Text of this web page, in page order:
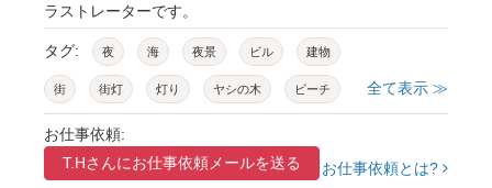
ラストレーターです。
タグ: 夜 海 夜景 ビル 建物
街 街灯 灯り ヤシの木 ビーチ
夏 トロピカル
水平線 海岸 星 夏休み 雲
全て表示 ≫
お仕事依頼:
T.Hさんにお仕事依頼メールを送る お仕事依頼とは?